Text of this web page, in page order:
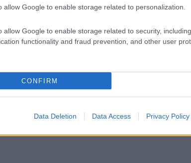
allow Google to enable storage related to personalization.
allow Google to enable storage related to security, including
functionality and fraud prevention, and other user
CONFIRM
Data Deletion Data Access Privacy Policy
Invia un Comunicato Stampa|Pubblicità|
e ricevi le nostre email periodiche contenenti le ultime